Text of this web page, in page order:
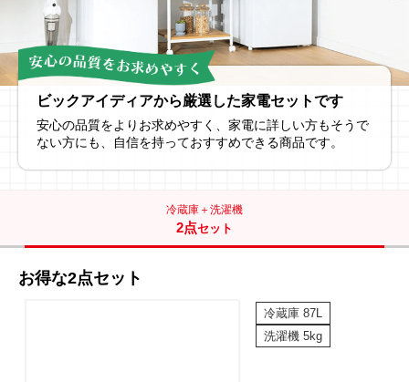
ビックアイディアから厳選した家電セットです
安心の品質をよりお求めやすく、家電に詳しい方もそうで
ない方にも、自信を持っておすすめできる商品です。
冷蔵庫＋洗濯機
2点セット
お得な2点セット
冷蔵庫 87L
洗濯機 5kg